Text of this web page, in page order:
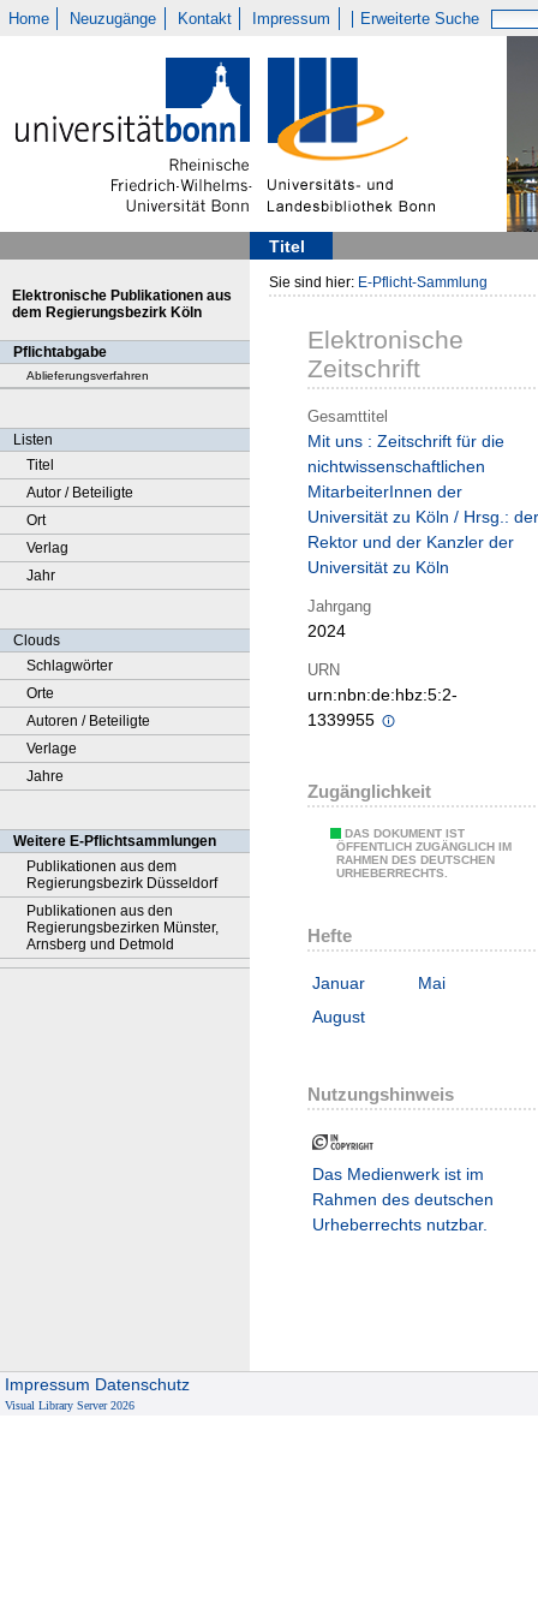
Home Neuzugänge Kontakt Impressum Erweiterte Suche
Titel
Elektronische Publikationen aus
dem Regierungsbezirk Köln
Pflichtabgabe
Ablieferungsverfahren
Listen
Titel
Autor / Beteiligte
Ort
Verlag
Jahr
Clouds
Schlagwörter
Orte
Autoren / Beteiligte
Verlage
Jahre
Weitere E-Pflichtsammlungen
Publikationen aus dem
Regierungsbezirk Düsseldorf
Publikationen aus den
Regierungsbezirken Münster,
Arnsberg und Detmold
Sie sind hier: E-Pflicht-Sammlung
Elektronische
Zeitschrift
Gesamttitel
Mit uns : Zeitschrift für die
nichtwissenschaftlichen
MitarbeiterInnen der
Universität zu Köln / Hrsg.: der
Rektor und der Kanzler der
Universität zu Köln
Jahrgang
2024
URN
urn:nbn:de:hbz:5:2-
1339955
Zugänglichkeit
DAS DOKUMENT IST
ÖFFENTLICH ZUGÄNGLICH IM
RAHMEN DES DEUTSCHEN
URHEBERRECHTS.
Hefte
Januar
Mai
August
Nutzungshinweis
Das Medienwerk ist im
Rahmen des deutschen
Urheberrechts nutzbar.
Impressum Datenschutz
Visual Library Server 2026